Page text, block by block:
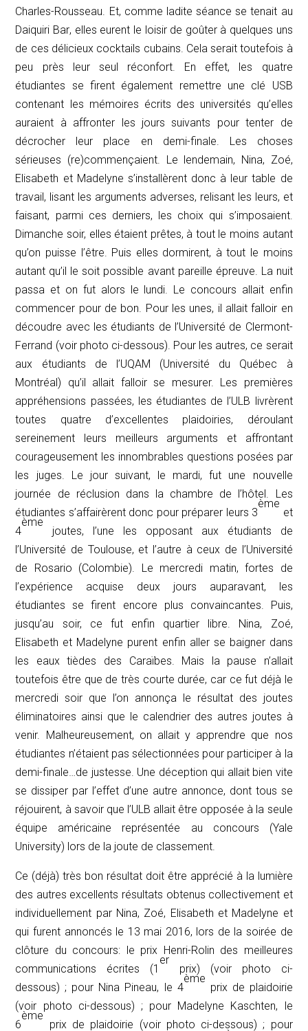
Charles-Rousseau. Et, comme ladite séance se tenait au
Daiquiri Bar, elles eurent le loisir de goûter à quelques uns
de ces délicieux cocktails cubains. Cela serait toutefois à
peu près leur seul réconfort. En effet, les quatre
étudiantes se firent également remettre une clé USB
contenant les mémoires écrits des universités qu’elles
auraient à affronter les jours suivants pour tenter de
décrocher leur place en demi-finale. Les choses
sérieuses (re)commençaient. Le lendemain, Nina, Zoé,
Elisabeth et Madelyne s’installèrent donc à leur table de
travail, lisant les arguments adverses, relisant les leurs, et
faisant, parmi ces derniers, les choix qui s’imposaient.
Dimanche soir, elles étaient prêtes, à tout le moins autant
qu’on puisse l’être. Puis elles dormirent, à tout le moins
autant qu’il le soit possible avant pareille épreuve. La nuit
passa et on fut alors le lundi. Le concours allait enfin
commencer pour de bon. Pour les unes, il allait falloir en
découdre avec les étudiants de l’Université de Clermont-
Ferrand (voir photo ci-dessous). Pour les autres, ce serait
aux étudiants de l’UQAM (Université du Québec à
Montréal) qu’il allait falloir se mesurer. Les premières
appréhensions passées, les étudiantes de l’ULB livrèrent
toutes quatre d’excellentes plaidoiries, déroulant
sereinement leurs meilleurs arguments et affrontant
courageusement les innombrables questions posées par
les juges. Le jour suivant, le mardi, fut une nouvelle
journée de réclusion dans la chambre de l’hôtel. Les
étudiantes s’affairèrent donc pour préparer leurs 3
ème
et
4
ème
joutes, l’une les opposant aux étudiants de
l’Université de Toulouse, et l’autre à ceux de l’Université
de Rosario (Colombie). Le mercredi matin, fortes de
l’expérience acquise deux jours auparavant, les
étudiantes se firent encore plus convaincantes. Puis,
jusqu’au soir, ce fut enfin quartier libre. Nina, Zoé,
Elisabeth et Madelyne purent enfin aller se baigner dans
les eaux tièdes des Caraïbes. Mais la pause n’allait
toutefois être que de très courte durée, car ce fut déjà le
mercredi soir que l’on annonça le résultat des joutes
éliminatoires ainsi que le calendrier des autres joutes à
venir. Malheureusement, on allait y apprendre que nos
étudiantes n’étaient pas sélectionnées pour participer à la
demi-finale…de justesse. Une déception qui allait bien vite
se dissiper par l’effet d’une autre annonce, dont tous se
réjouirent, à savoir que l’ULB allait être opposée à la seule
équipe américaine représentée au concours (Yale
University) lors de la joute de classement.
Ce (déjà) très bon résultat doit être apprécié à la lumière
des autres excellents résultats obtenus collectivement et
individuellement par Nina, Zoé, Elisabeth et Madelyne et
qui furent annoncés le 13 mai 2016, lors de la soirée de
clôture du concours: le prix Henri-Rolin des meilleures
communications écrites (1
er
prix) (voir photo ci-
dessous) ; pour Nina Pineau, le 4
ème
prix de plaidoirie
(voir photo ci-dessous) ; pour Madelyne Kaschten, le
6
ème
prix de plaidoirie (voir photo ci-dessous) ; pour